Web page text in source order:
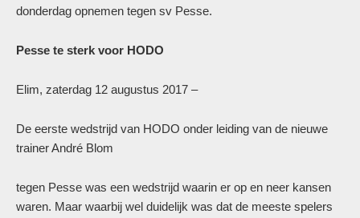
donderdag opnemen tegen sv Pesse.
Pesse te sterk voor HODO
Elim, zaterdag 12 augustus 2017 –
De eerste wedstrijd van HODO onder leiding van de nieuwe
trainer André Blom
tegen Pesse was een wedstrijd waarin er op en neer kansen
waren. Maar waarbij wel duidelijk was dat de meeste spelers